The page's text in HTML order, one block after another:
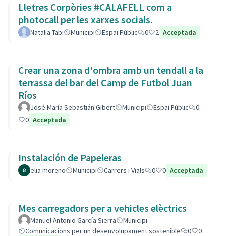
Lletres Corpòries #CALAFELL com a
photocall per les xarxes socials.
Natalia Tabi Municipi Espai Públic 0 2 Acceptada
Crear una zona d'ombra amb un tendall a la
terrassa del bar del Camp de Futbol Juan
Ríos
José María Sebastián Gibert Municipi Espai Públic
0
0 Acceptada
Instalación de Papeleras
elia moreno Municipi Carrers i Vials 0 0 Acceptada
Mes carregadors per a vehicles elèctrics
Manuel Antonio García Sierra
Municipi
Comunicacions per un desenvolupament sostenible
0
0